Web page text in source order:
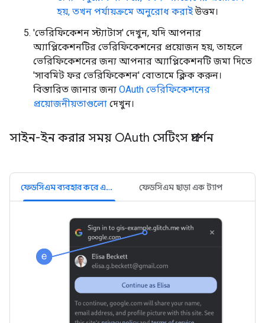
হয়, তখন পর্যায়ক্রমে অনুরোধ করাইউত্তম।
'ভেরিফিকেশন স্ট্যাটাস' দেখুন, যদি আপনার
অ্যাপ্লিকেশনটির ভেরিফিকেশনের প্রয়োজন হয়, তাহলে
ভেরিফিকেশনের জন্য আপনার অ্যাপ্লিকেশনটি জমা দিতে
'সাবমিট ফর ভেরিফিকেশন' বোতামে ক্লিক করুন।
বিস্তারিত জানার জন্য OAuth ভেরিফিকেশনের
প্রয়োজনীয়তাগুলো দেখুন।
সাইন-ইন করার সময় OAuth সেটিংস প্রদর্শন
ফেডসিএম ব্যবহার করে এক ট্যাপ ফেডসিএম ছাড়া এক ট্যাপ